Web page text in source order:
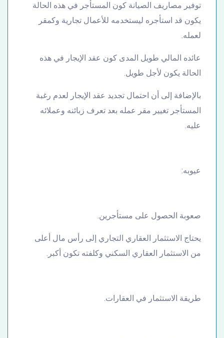
توفير مصاريف الصيانة كون المستأجر في هذه الحالة
يكون قد استأجره ليستخدمه للأعمال تجارية وكمقر
لعمله.
عائده المالي طويل المدى كون عقد الإيجار في هذه
الحالة يكون لأجل طويل.
بالإضافة إلى أن احتمال تجديد عقد الإيجار لعدم رغبة
المستأجر تغيير مقر عمله بعد تعرف زبائنه وعملائه
عليه.
عيوبه:
صعوبة الحصول على مستأجرين.
يحتاج الاستثمار العقاري التجاري إلى رأس مال أعلى
من الاستثمار العقاري السكني وكلفته تكون أكبر.
طريقة الاستثمار في العقارات.